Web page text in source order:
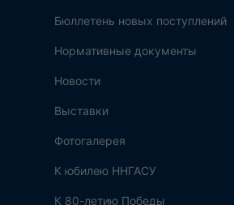
Бюллетень новых поступлений
Нормативные документы
Новости
Выставки
Фотогалерея
К юбилею ННГАСУ
К 80-летию Победы